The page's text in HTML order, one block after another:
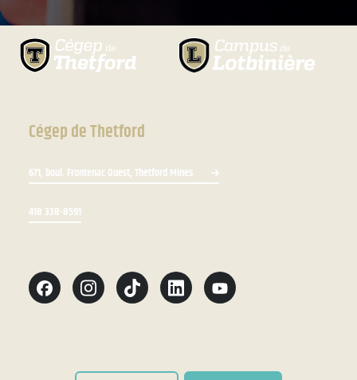
Cégep de Thetford
671, boul. Frontenac Ouest, Thetford Mines
418 338-8591